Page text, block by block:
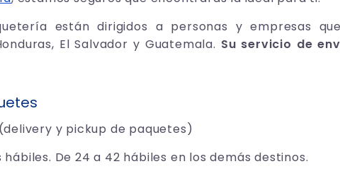
están dirigidos a personas y empresas
El Salvador y Guatemala. Su servicio de
y pickup de paquetes)
De 24 a 42 hábiles en los demás destinos.